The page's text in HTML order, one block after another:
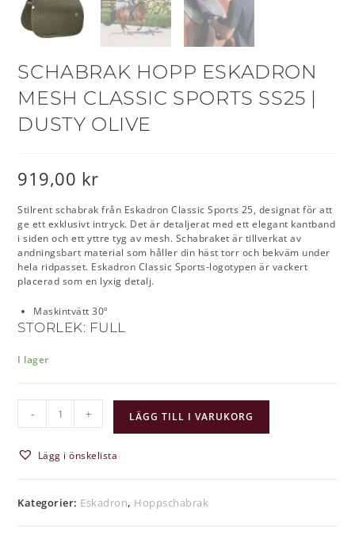
SCHABRAK HOPP ESKADRON
MESH CLASSIC SPORTS SS25 |
DUSTY OLIVE
919,00 kr
Stilrent schabrak från Eskadron Classic Sports 25, designat för att
ge ett exklusivt intryck. Det är detaljerat med ett elegant kantband
i siden och ett yttre tyg av mesh. Schabraket är tillverkat av
andningsbart material som håller din häst torr och bekväm under
hela ridpasset. Eskadron Classic Sports-logotypen är vackert
placerad som en lyxig detalj.
Maskintvätt 30º
STORLEK: FULL
I lager
- + LÄGG TILL I VARUKORG
Lägg i önskelista
Kategorier: Eskadron, Hoppschabrak